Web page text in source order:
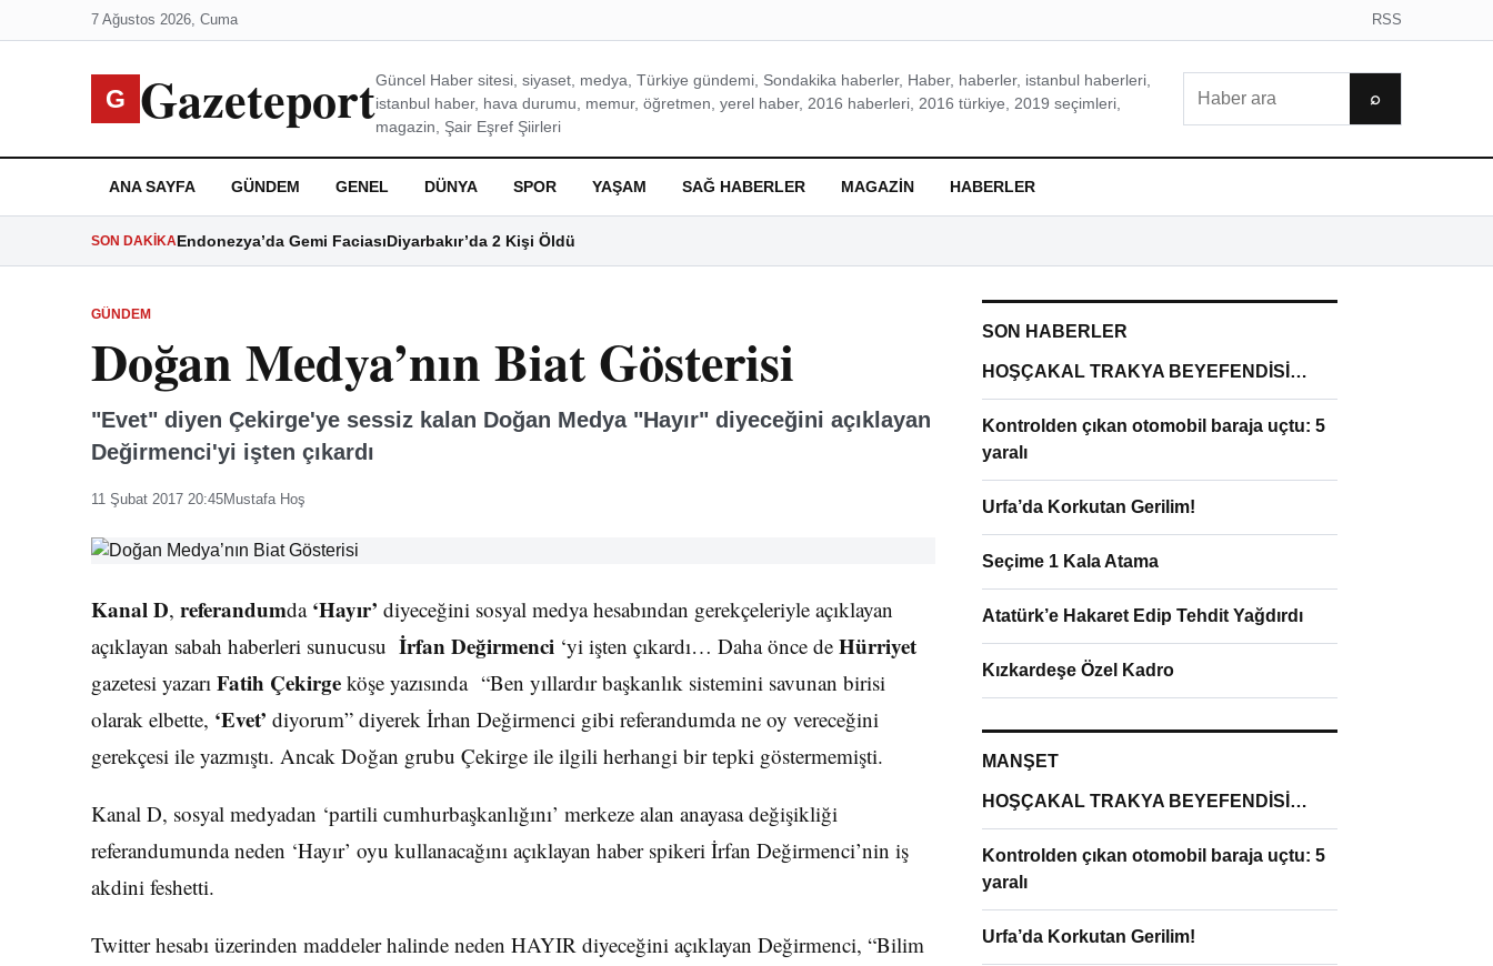
7 Ağustos 2026, Cuma RSS
G GazeteportGüncel Haber sitesi, siyaset, medya, Türkiye gündemi, Sondakika haberler, Haber, haberler, istanbul haberleri,
istanbul haber, hava durumu, memur, öğretmen, yerel haber, 2016 haberleri, 2016 türkiye, 2019 seçimleri,
magazin, Şair Eşref Şiirleri
⌕
ANA SAYFA GÜNDEM GENEL DÜNYA SPOR YAŞAM SAĞ HABERLER MAGAZIN HABERLER
SON DAKIKAEndonezya’da Gemi FaciasıDiyarbakır’da 2 Kişi Öldü
GÜNDEM
Doğan Medya’nın Biat Gösterisi
"Evet" diyen Çekirge'ye sessiz kalan Doğan Medya "Hayır" diyeceğini açıklayan
Değirmenci'yi işten çıkardı
11 Şubat 2017 20:45Mustafa Hoş
Kanal D, referandumda ‘Hayır’ diyeceğini sosyal medya hesabından gerekçeleriyle açıklayan
açıklayan sabah haberleri sunucusu İrfan Değirmenci ‘yi işten çıkardı… Daha önce de Hürriyet
gazetesi yazarı Fatih Çekirge köşe yazısında “Ben yıllardır başkanlık sistemini savunan birisi
olarak elbette, ‘Evet’ diyorum” diyerek İrhan Değirmenci gibi referandumda ne oy vereceğini
gerekçesi ile yazmıştı. Ancak Doğan grubu Çekirge ile ilgili herhangi bir tepki göstermemişti.
Kanal D, sosyal medyadan ‘partili cumhurbaşkanlığını’ merkeze alan anayasa değişikliği
referandumunda neden ‘Hayır’ oyu kullanacağını açıklayan haber spikeri İrfan Değirmenci’nin iş
akdini feshetti.
Twitter hesabı üzerinden maddeler halinde neden HAYIR diyeceğini açıklayan Değirmenci, “Bilim
SON HABERLER
HOŞÇAKAL TRAKYA BEYEFENDİSİ…
Kontrolden çıkan otomobil baraja uçtu: 5
yaralı
Urfa’da Korkutan Gerilim!
Seçime 1 Kala Atama
Atatürk’e Hakaret Edip Tehdit Yağdırdı
Kızkardeşe Özel Kadro
MANŞET
HOŞÇAKAL TRAKYA BEYEFENDİSİ…
Kontrolden çıkan otomobil baraja uçtu: 5
yaralı
Urfa’da Korkutan Gerilim!